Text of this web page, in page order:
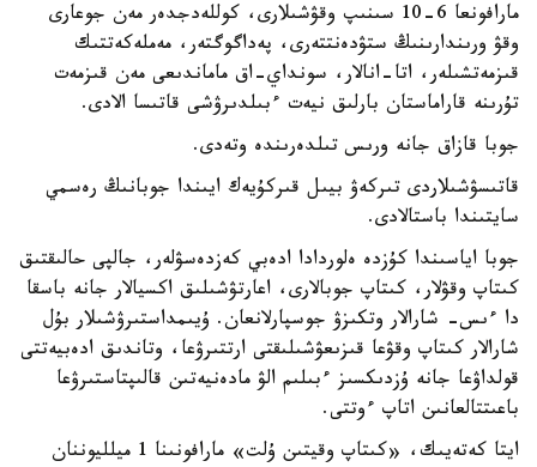
مارافونعا 6-10 سىنىپ وقۋشىلارى، كوللەدجدەر مەن جوعارى
وقۋ ورىندارىنىڭ ستۋدەنتتەرى، پەداگوگتەر، مەملەكەتتىك
قىزمەتشىلەر، اتا-انالار، سونداي-اق ماماندىعى مەن قىزمەت
تۇرىنە قاراماستان بارلىق نيەت ءبىلدىرۋشى قاتىسا الادى.
جوبا قازاق جانە ورىس تىلدەرىندە وتەدى.
قاتىسۋشىلاردى تىركەۋ بيىل قىركۇيەك ايىندا جوبانىڭ رەسمي
سايتىندا باستالادى.
جوبا اياسىندا كۇزدە ەلوردادا ادەبي كەزدەسۋلەر، جالپى حالىقتىق
كىتاپ وقۋلار، كىتاپ جوبالارى، اعارتۋشىلىق اكسيالار جانە باسقا
دا ءىس- شارالار وتكىزۋ جوسپارلانعان. ۇيىمداستىرۋشىلار بۇل
شارالار كىتاپ وقۋعا قىزىعۋشىلىقتى ارتتىرۋعا، وتاندىق ادەبيەتتى
قولداۋعا جانە ۇزدىكسىز ءبىلىم الۋ مادەنيەتىن قالىپتاستىرۋعا
باعىتتالعانىن اتاپ ءوتتى.
ايتا كەتەيىك، «كىتاپ وقيتىن ۇلت» مارافونىنا 1 ميلليوننان